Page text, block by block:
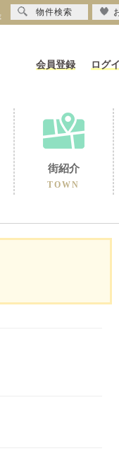
会員登録 ログ
街紹介
TOWN
物件検索